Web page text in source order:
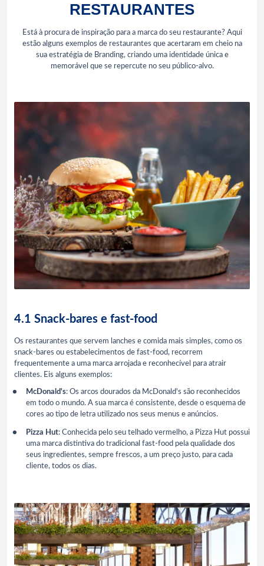
RESTAURANTES
Está à procura de inspiração para a marca do seu restaurante? Aqui
estão alguns exemplos de restaurantes que acertaram em cheio na
sua estratégia de Branding, criando uma identidade única e
memorável que se repercute no seu público-alvo.
4.1 Snack-bares e fast-food
Os restaurantes que servem lanches e comida mais simples, como os
snack-bares ou estabelecimentos de fast-food, recorrem
frequentemente a uma marca arrojada e reconhecível para atrair
clientes. Eis alguns exemplos:
McDonald's: Os arcos dourados da McDonald's são reconhecidos
em todo o mundo. A sua marca é consistente, desde o esquema de
cores ao tipo de letra utilizado nos seus menus e anúncios.
Pizza Hut: Conhecida pelo seu telhado vermelho, a Pizza Hut possui
uma marca distintiva do tradicional fast-food pela qualidade dos
seus ingredientes, sempre frescos, a um preço justo, para cada
cliente, todos os dias.